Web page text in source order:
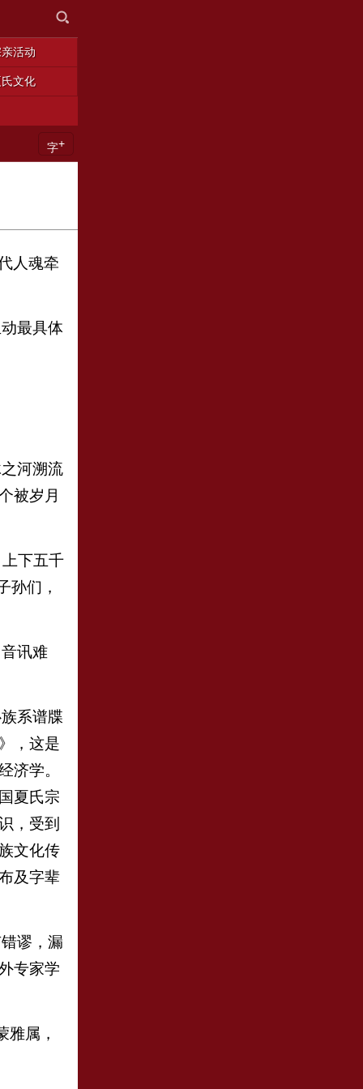
活动
文化
字+
人魂牵
最具体
河溯流
被岁月
下五千
孙们，
讯难
系谱牒
，这是
济学。
夏氏宗
，受到
文化传
及字辈
谬，漏
专家学
属，